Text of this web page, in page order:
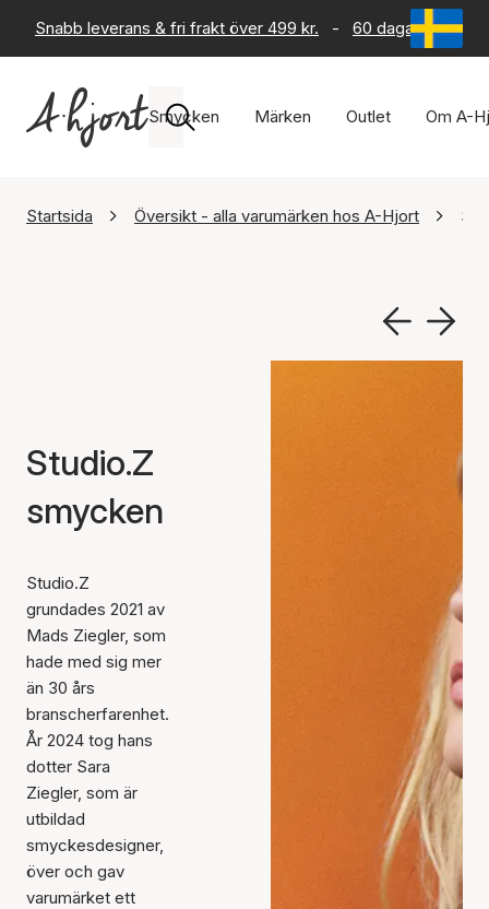
Snabb leverans & fri frakt över 499 kr. - 60 dagars
Smycken Märken Outlet Om A-
Startsida Översikt - alla varumärken hos A-Hjort
Studio.Z
smycken
Studio.Z
grundades 2021 av
Mads Ziegler, som
hade med sig mer
än 30 års
branscherfarenhet.
År 2024 tog hans
dotter Sara
Ziegler, som är
utbildad
smyckesdesigner,
över och gav
varumärket ett